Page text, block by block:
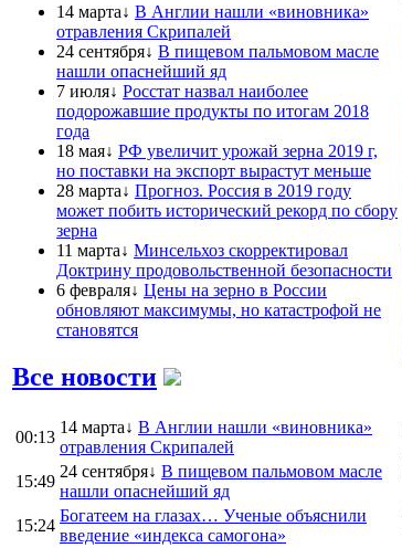
14 марта↓ В Англии нашли «виновника»
отравления Скрипалей
24 сентября↓ В пищевом пальмовом масле
нашли опаснейший яд
7 июля↓ Росстат назвал наиболее
подорожавшие продукты по итогам 2018
года
18 мая↓ РФ увеличит урожай зерна 2019 г,
но поставки на экспорт вырастут меньше
28 марта↓ Прогноз. Россия в 2019 году
может побить исторический рекорд по сбору
зерна
11 марта↓ Минсельхоз скорректировал
Доктрину продовольственной безопасности
6 февраля↓ Цены на зерно в России
обновляют максимумы, но катастрофой не
становятся
Все новости
00:13
14 марта↓ В Англии нашли «виновника»
отравления Скрипалей
15:49
24 сентября↓ В пищевом пальмовом масле
нашли опаснейший яд
15:24
Богатеем на глазах… Ученые объяснили
введение «индекса самогона»